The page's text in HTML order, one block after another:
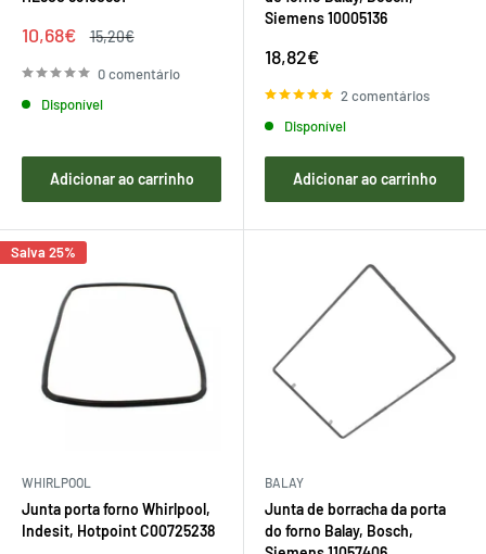
Preço
venda
10,68€
Preço
15,20€
0 comentário
Disponível
Adicionar ao carrinho
Siemens 10005136
Preço
venda
18,82€
2 comentários
Disponível
Adicionar ao carrinho
Salva 25%
WHIRLPOOL
Junta porta forno Whirlpool,
Indesit, Hotpoint C00725238
BALAY
Junta de borracha da porta
do forno Balay, Bosch,